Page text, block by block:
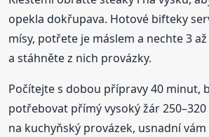
opekla dokřupava. Hotové bifteky
mísy, potřete je máslem a nechte 3
a stáhněte z nich provázky.
Počítejte s dobou přípravy 40 minut,
potřebovat přímý vysoký žár 250–320
na kuchyňský provázek, usnadní